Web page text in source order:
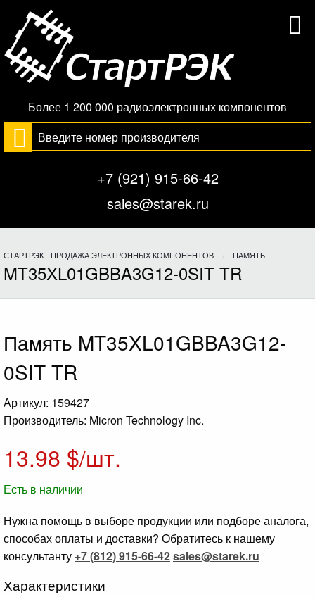
Более 1 200 000 радиоэлектронных компонентов
+7 (921) 915-66-42
sales@starek.ru
СТАРТРЭК - ПРОДАЖА ЭЛЕКТРОННЫХ КОМПОНЕНТОВ ПАМЯТЬ
MT35XL01GBBA3G12-0SIT TR
Память MT35XL01GBBA3G12-
0SIT TR
Артикул: 159427
Производитель: Micron Technology Inc.
13.98 $/шт.
Есть в наличии
Нужна помощь в выборе продукции или подборе аналога,
способах оплаты и доставки? Обратитесь к нашему
консультанту +7 (812) 915-66-42sales@starek.ru
Характеристики